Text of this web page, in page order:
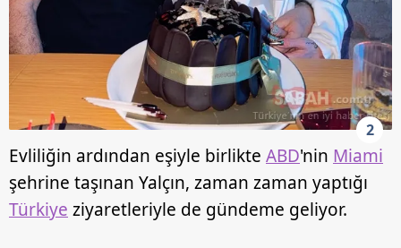
2
Evliliğin ardından eşiyle birlikte ABD'nin Miami
şehrine taşınan Yalçın, zaman zaman yaptığı
Türkiye ziyaretleriyle de gündeme geliyor.